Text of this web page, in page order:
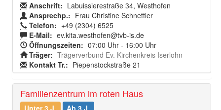
Anschrift: Labuissierestraße 34, Westhofen
Ansprechp.: Frau Christine Schnettler
Telefon: +49 (2304) 6525
E-Mail: ev.kita.westhofen@tvb-is.de
Öffnungszeiten: 07:00 Uhr - 16:00 Uhr
Träger: Trägerverbund Ev. Kirchenkreis Iserlohn
Kontakt Tr.: Piepenstockstraße 21
Familienzentrum im roten Haus
Unter 3 J.
Ab 3 J.